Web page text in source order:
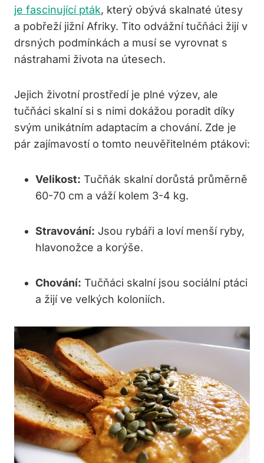
je fascinující pták, který obývá skalnaté útesy
a pobřeží jižní Afriky. Tito odvážní tučňáci žijí v
drsných podmínkách a musí se vyrovnat s
nástrahami života na útesech.
Jejich životní prostředí je plné výzev, ale
tučňáci skalní si s nimi dokážou poradit díky
svým unikátním adaptacím a chování. Zde je
pár zajímavostí o tomto neuvěřitelném ptákovi:
Velikost: Tučňák skalní dorůstá průměrně
60-70 cm a váží kolem 3-4 kg.
Stravování: Jsou rybáři a loví menší ryby,
hlavonožce a korýše.
Chování: Tučňáci skalní jsou sociální ptáci
a žijí ve velkých koloniích.